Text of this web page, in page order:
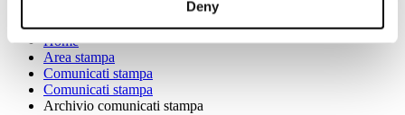
Deny
Sei qui:
Home
Area stampa
Comunicati stampa
Comunicati stampa
Archivio comunicati stampa